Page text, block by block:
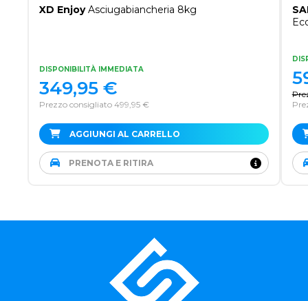
XD EnjoyAsciugabiancheria 8kg
DISPONIBILITÀ IMMEDIATA
Prezzo consigliato 499,95 €
349,95 €
AGGIUNGI AL CARRELLO
PRENOTA E RITIRA